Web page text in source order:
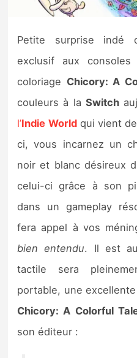
Tests et previews
Tests de jeux
Tests
Autres tests
Previews
Précommandes
Précommandes
Sorties de jeux
Bons plans
Guides
Petite surprise indé
exclusif aux consoles
coloriage Chicory: A
couleurs à la Switch
l’Indie Worldqui vient
ci, vous incarnez un
noir et blanc désireux
celui-ci grâce à son
dans un gameplay
fera appel à vos
bien entendu. Il est
tactile sera
portable, une
Chicory: A Colorful
son éditeur :